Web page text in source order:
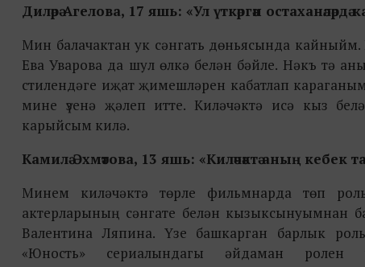
Диләрә Агелова, 17 яшь: «Ул үткәргән
Мин балачактан ук сәнгать дөньясында
Ева Уварова да шул өлкә белән бәйле. Нәкъ тә
стилендәге иҗат җимешләрен кабатлап
мине үзенә җәлеп итте. Киләчәктә исә кыз
карыйсым килә.
Камилә Әхмәтова, 13 яшь: «Киләчәктә аның
Минем киләчәктә төрле фильмнарда төп
актерларының сәнгате белән кызыксынуымнан
Валентина Ляпина. Үзе башкарган барлык
«Юность» сериалындагы әйдаман